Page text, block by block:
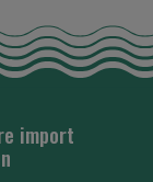
import